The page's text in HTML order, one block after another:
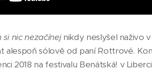
nic nezačínejnikdy neslyšel naživo
alespoň sólově od paní Rottrové.
2018 na festivalu Benátská! v